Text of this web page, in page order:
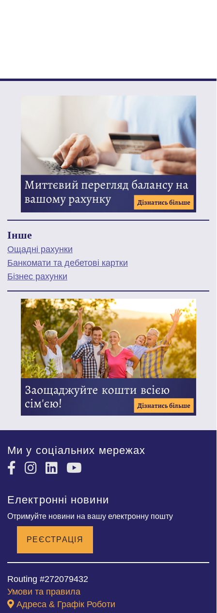
Інше
Ощадні рахунки
Банкомати та дебетові картки
Бізнес рахунки
Ми у соціальних мережах
Електронні новини
Отримуйте новини на вашу електронну пошту
РЕЄСТРАЦІЯ
Routing #272079432
Умови та правила
Адреса & Графік Роботи